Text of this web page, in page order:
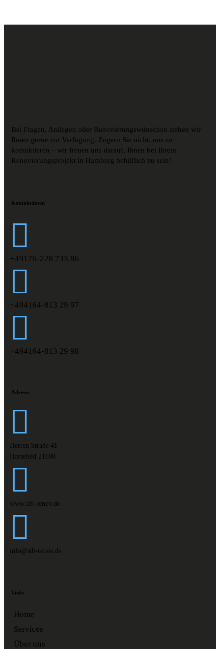
Bei Fragen, Anliegen oder Renovierungswünschen stehen wir
Ihnen gerne zur Verfügung. Zögern Sie nicht, uns zu
kontaktieren – wir freuen uns darauf, Ihnen bei Ihrem
Renovierungsprojekt in Hamburg behilflich zu sein!
Kontaktdaten
+49176-228 733 86
+494164-813 29 97
+494164-813 29 98
Adresse
Herren Straße 41
Harsefeld 21698
www.stb-renov.de
info@stb-renov.de
Links
Home
Services
Über uns